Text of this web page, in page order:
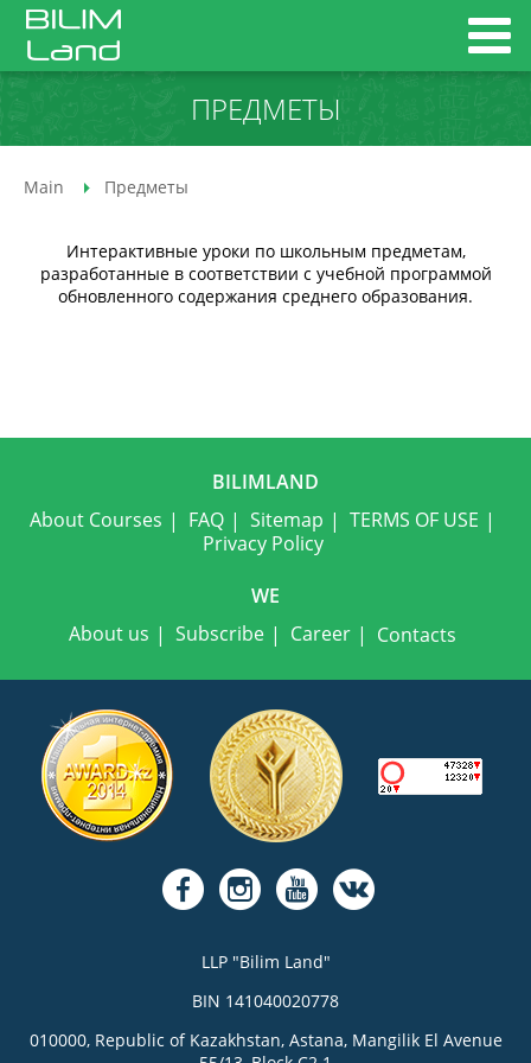
ПРЕДМЕТЫ
Main Предметы
Интерактивные уроки по школьным предметам,
разработанные в соответствии с учебной программой
обновленного содержания среднего образования.
BILIMLAND
About Courses
FAQ Sitemap
TERMS OF USE
Privacy Policy
WE
About us
Subscribe Career Contacts
LLP "Bilim Land"
BIN 141040020778
010000, Republic of Kazakhstan, Astana, Mangilik El Avenue